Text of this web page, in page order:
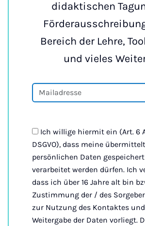
didaktischen
Bereich der Lehre,
und vieles
DSGVO), dass meine
persönlichen Daten
verarbeitet werden dürfen. Ich
dass ich über 16 Jahre alt bin
Zustimmung der / des
zur Nutzung des Kontaktes und
Weitergabe der Daten vorliegt.